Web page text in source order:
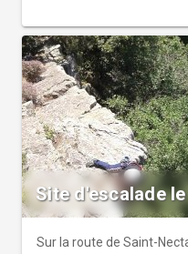
Site d'escalade
Sur la route de Saint-